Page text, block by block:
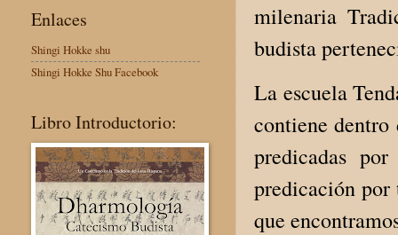
milenaria
budista
La escuela
contiene dentro
predicadas
predicación por
que
Enlaces
Shingi Hokke shu
Shingi Hokke Shu Facebook
Libro Introductorio: